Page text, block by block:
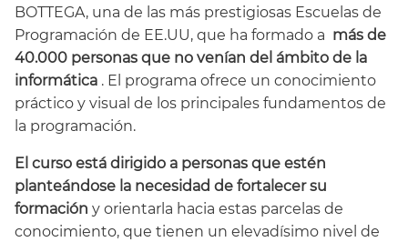
BOTTEGA, una de las más prestigiosas Escuelas de
Programación de EE.UU, que ha formado a más de
40.000 personas que no venían del ámbito de la
informática . El programa ofrece un conocimiento
práctico y visual de los principales fundamentos de
la programación.
El curso está dirigido a personas que estén
planteándose la necesidad de fortalecer su
formación y orientarla hacia estas parcelas de
conocimiento, que tienen un elevadísimo nivel de